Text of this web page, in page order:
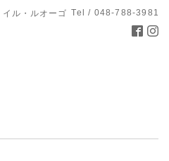
ル・ルオーゴ Tel / 048-788-3981